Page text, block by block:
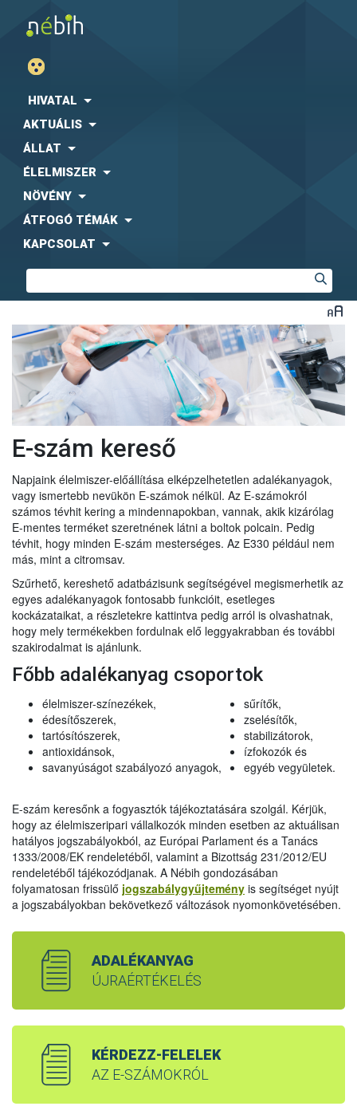
HIVATAL
AKTUÁLIS
ÁLLAT
ÉLELMISZER
NÖVÉNY
ÁTFOGÓ TÉMÁK
KAPCSOLAT
E-szám kereső
Napjaink élelmiszer-előállítása elképzelhetetlen adalékanyagok,
vagy ismertebb nevükön E-számok nélkül. Az E-számokról
számos tévhit kering a mindennapokban, vannak, akik kizárólag
E-mentes terméket szeretnének látni a boltok polcain. Pedig
tévhit, hogy minden E-szám mesterséges. Az E330 például nem
más, mint a citromsav.
Szűrhető, kereshető adatbázisunk segítségével megismerhetik az
egyes adalékanyagok fontosabb funkcióit, esetleges
kockázataikat, a részletekre kattintva pedig arról is olvashatnak,
hogy mely termékekben fordulnak elő leggyakrabban és további
szakirodalmat is ajánlunk.
Főbb adalékanyag csoportok
élelmiszer-színezékek,
édesítőszerek,
tartósítószerek,
antioxidánsok,
savanyúságot szabályozó anyagok,
sűrítők,
zselésítők,
stabilizátorok,
ízfokozók és
egyéb vegyületek.
E-szám keresőnk a fogyasztók tájékoztatására szolgál. Kérjük,
hogy az élelmiszeripari vállalkozók minden esetben az aktuálisan
hatályos jogszabályokból, az Európai Parlament és a Tanács
1333/2008/EK rendeletéből, valamint a Bizottság 231/2012/EU
rendeletéből tájékozódjanak. A Nébih gondozásában
folyamatosan frissülő jogszabálygyűjtemény is segítséget nyújt
a jogszabályokban bekövetkező változások nyomonkövetésében.
ADALÉKANYAG
ÚJRAÉRTÉKELÉS
KÉRDEZZ-FELELEK
AZ E-SZÁMOKRÓL